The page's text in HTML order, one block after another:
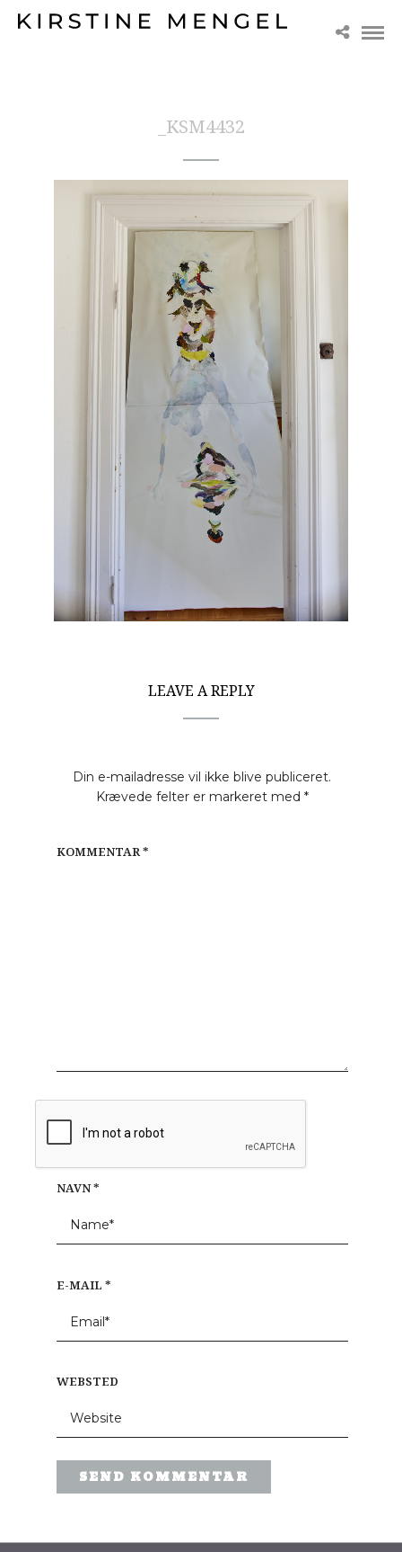
_KSM4432
LEAVE A REPLY
Din e-mailadresse vil ikke blive publiceret.
Krævede felter er markeret med *
KOMMENTAR*
NAVN*
E-MAIL *
WEBSTED